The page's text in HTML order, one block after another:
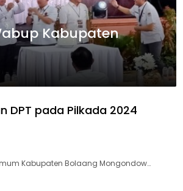
Kabupaten
DPT pada Pilkada 2024
Kabupaten Bolaang Mongondow…